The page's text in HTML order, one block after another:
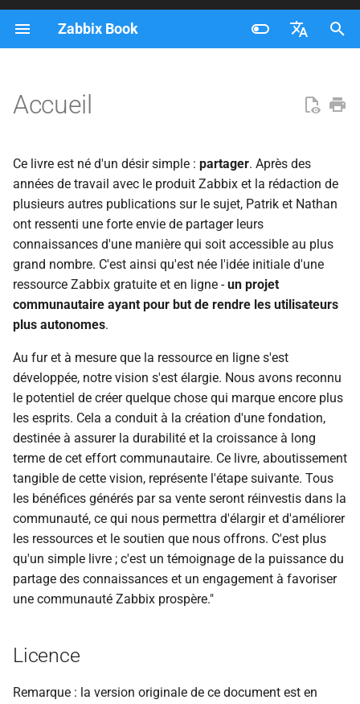
Zabbix Book
English
i
i
l
s
o
d
l
a
r
e
h
e
Licence
Accueil
Ce livre est né d'un désir simple : partager. Après des
années de travail avec le produit Zabbix et la rédaction de
plusieurs autres publications sur le sujet, Patrik et Nathan
ont ressenti une forte envie de partager leurs
connaissances d'une manière qui soit accessible au plus
grand nombre. C'est ainsi qu'est née l'idée initiale d'une
ressource Zabbix gratuite et en ligne -un projet
communautaire ayant pour but de rendre les utilisateurs
plus autonomes.
Au fur et à mesure que la ressource en ligne s'est
développée, notre vision s'est élargie. Nous avons reconnu
le potentiel de créer quelque chose qui marque encore plus
les esprits. Cela a conduit à la création d'une fondation,
destinée à assurer la durabilité et la croissance à long
terme de cet effort communautaire. Ce livre, aboutissement
tangible de cette vision, représente l'étape suivante. Tous
les bénéfices générés par sa vente seront réinvestis dans la
communauté, ce qui nous permettra d'élargir et d'améliorer
les ressources et le soutien que nous offrons. C'est plus
qu'un simple livre ; c'est un témoignage de la puissance du
partage des connaissances et un engagement à favoriser
une communauté Zabbix prospère."
Licence
Remarque : la version originale de ce document est en